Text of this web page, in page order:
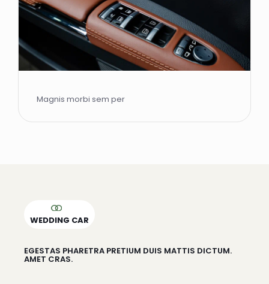
Magnis morbi sem per
WEDDING CAR
EGESTAS PHARETRA PRETIUM DUIS MATTIS DICTUM.
AMET CRAS.